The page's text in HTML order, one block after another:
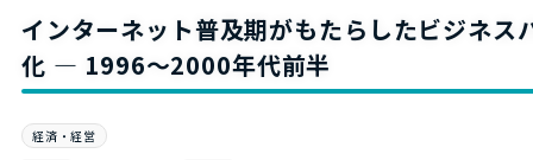
インターネット普及期がもたらしたビジネス
化 — 1996〜2000年代前半
経済・経営